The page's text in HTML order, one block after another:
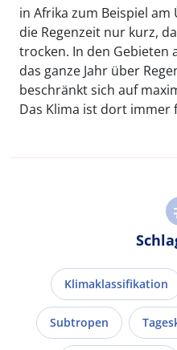
in Afrika zum Beispiel
die Regenzeit nur kurz,
trocken. In den Gebieten
das ganze Jahr über
beschränkt sich auf
Das Klima ist dort immer
Klimaklassifikation
Subtropen